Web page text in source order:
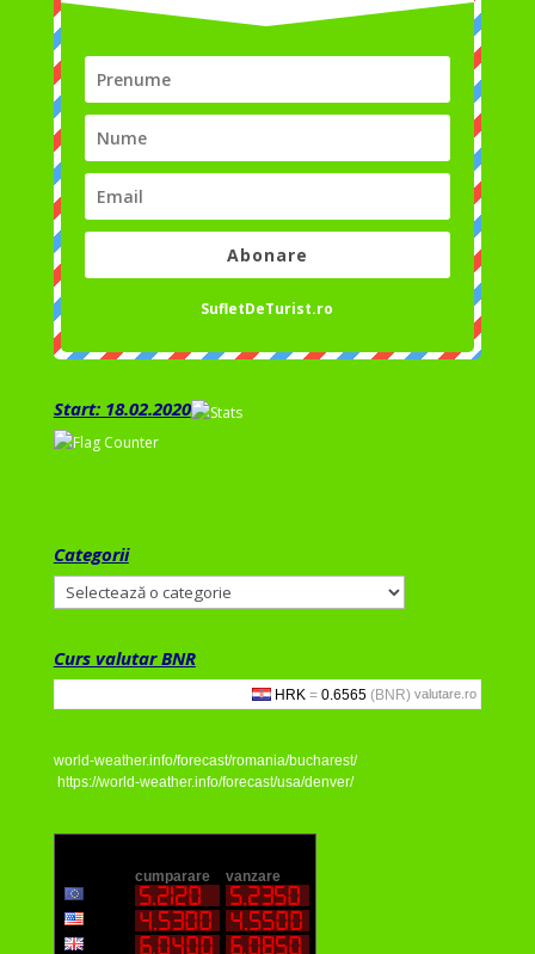
Abonare
SufletDeTurist.ro
Start: 18.02.2020
Categorii
Categorii
Curs valutar BNR
valutare.ro
world-weather.info/forecast/romania/bucharest/
https://world-weather.info/forecast/usa/denver/